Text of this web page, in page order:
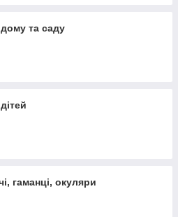
та саду
гаманці, окуляри